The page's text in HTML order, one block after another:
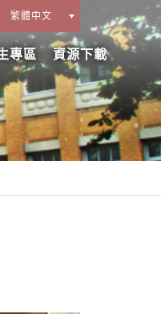
繁體中文
專區 資源下載